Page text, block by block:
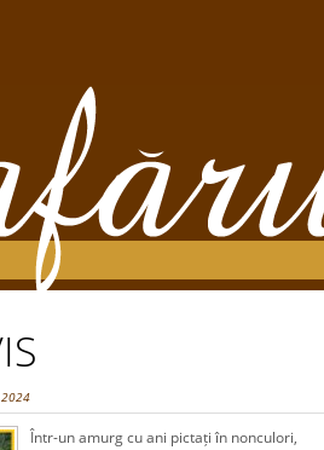
Într-un amurg cu ani pictați în nonculori,